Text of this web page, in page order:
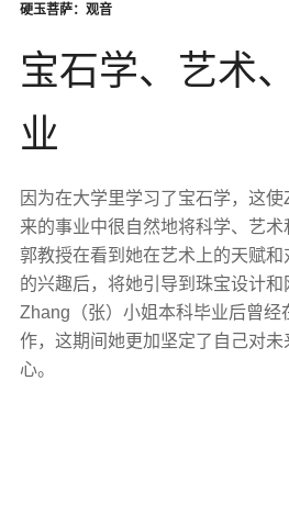
硬玉菩萨：观音
宝石学、艺术
业
因为在大学里学习了宝石学，这
来的事业中很自然地将科学、艺术
郭教授在看到她在艺术上的天赋
的兴趣后，将她引导到珠宝设计和
Zhang（张）小姐本科毕业后曾经
作，这期间她更加坚定了自己对
心。